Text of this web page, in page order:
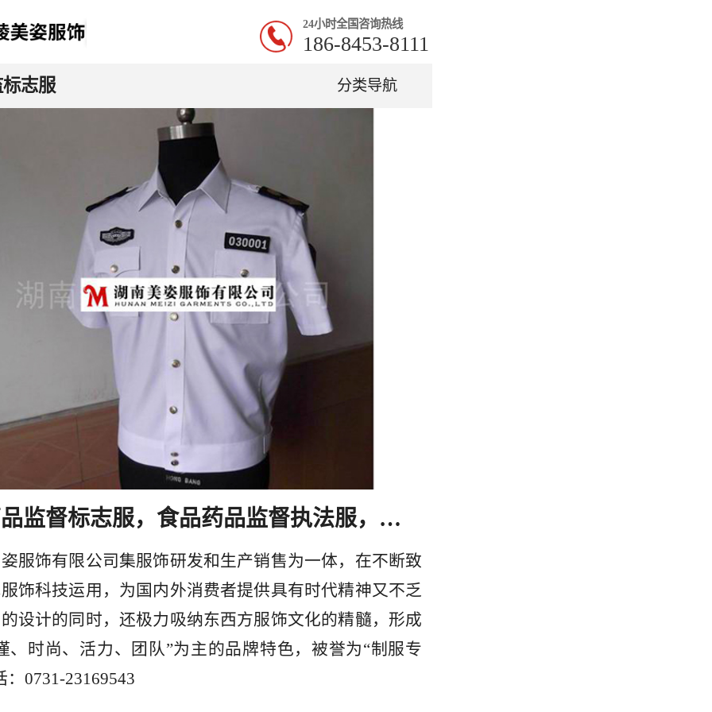
24小时全国咨询热线
186-8453-8111
志服 分类导航
食品药品监督标志服，食品药品监督执法服，食品药品监督执法标志
服饰有限公司集服饰研发和生产销售为一体，在不断致
饰科技运用，为国内外消费者提供具有时代精神又不乏
设计的同时，还极力吸纳东西方服饰文化的精髓，形成
、时尚、活力、团队”为主的品牌特色，被誉为“制服专
：0731-23169543